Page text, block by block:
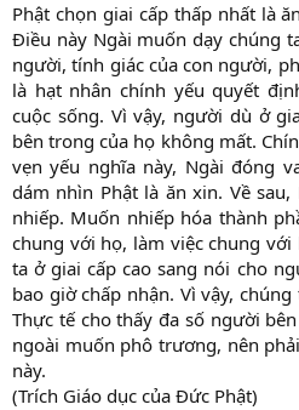
Phật chọn giai cấp thấp nhất là
Điều này Ngài muốn dạy chúng
người, tính giác của con người,
là hạt nhân chính yếu quyết
cuộc sống. Vì vậy, người dù ở
bên trong của họ không mất.
vẹn yếu nghĩa này, Ngài đóng
dám nhìn Phật là ăn xin. Về
nhiếp. Muốn nhiếp hóa thành
chung với họ, làm việc chung
ta ở giai cấp cao sang nói cho
bao giờ chấp nhận. Vì vậy,
Thực tế cho thấy đa số người
ngoài muốn phô trương, nên
này.
(Trích Giáo dục của Đức Phật)